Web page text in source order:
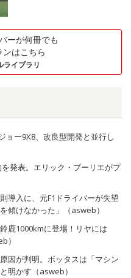
ーが何冊でも
はこちら
ライブラリ
ョー9X8、改良型開発と並行し
を発表。エリック・ブーリエがプ
導入に、元F1ドライバーが失望
傾けなかった」（asweb）
鹿1000kmに登場！リヤには
）
因が判明。ボッタスは「マシン
明かす（asweb）